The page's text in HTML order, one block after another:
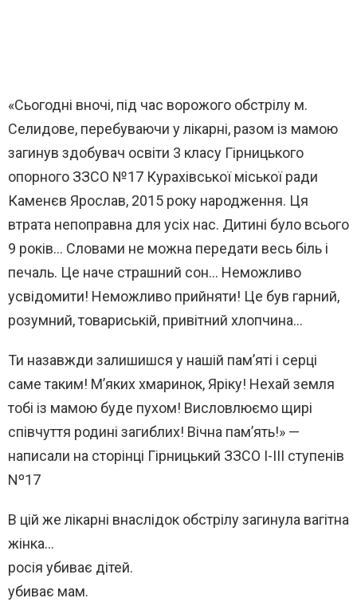
«Сьогодні вночі, під час ворожого обстрілу м.
Селидове, перебуваючи у лікарні, разом із мамою
загинув здобувач освіти 3 класу Гірницького
опорного ЗЗСО №17 Курахівської міської ради
Каменєв Ярослав, 2015 року народження. Ця
втрата непоправна для усіх нас. Дитині було всього
9 років… Словами не можна передати весь біль і
печаль. Це наче страшний сон… Неможливо
усвідомити! Неможливо прийняти! Це був гарний,
розумний, товариській, привітний хлопчина…
Ти назавжди залишишся у нашій пам’яті і серці
саме таким! М’яких хмаринок, Яріку! Нехай земля
тобі із мамою буде пухом! Висловлюємо щирі
співчуття родині загиблих! Вічна пам’ять!» —
написали на сторінці Гірницький ЗЗСО І-ІІІ ступенів
Nº17
В цій же лікарні внаслідок обстрілу загинула вагітна
жінка…
росія убиває дітей.
убиває мам.